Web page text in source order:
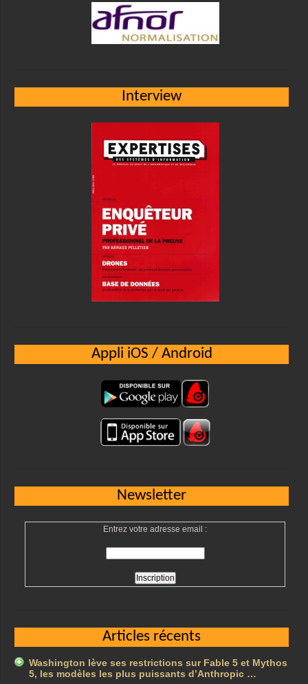
Interview
Appli iOS / Android
Newsletter
Entrez votre adresse email :
Articles récents
Washington lève ses restrictions sur Fable 5 et Mythos
5, les modèles les plus puissants d’Anthropic …